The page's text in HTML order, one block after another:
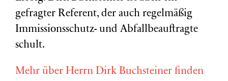
gefragter Referent, der auch regelmäßig
Immissionsschutz- und Abfallbeauftragte
schult.
Mehr über Herrn Dirk Buchsteiner finden